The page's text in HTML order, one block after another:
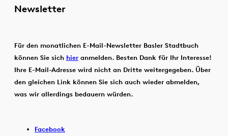
Newsletter
Für den monatlichen E-Mail-Newsletter Basler Stadtbuch
können Sie sich hier anmelden. Besten Dank für Ihr Interesse!
Ihre E-Mail-Adresse wird nicht an Dritte weitergegeben. Über
den gleichen Link können Sie sich auch wieder abmelden,
was wir allerdings bedauern würden.
Facebook